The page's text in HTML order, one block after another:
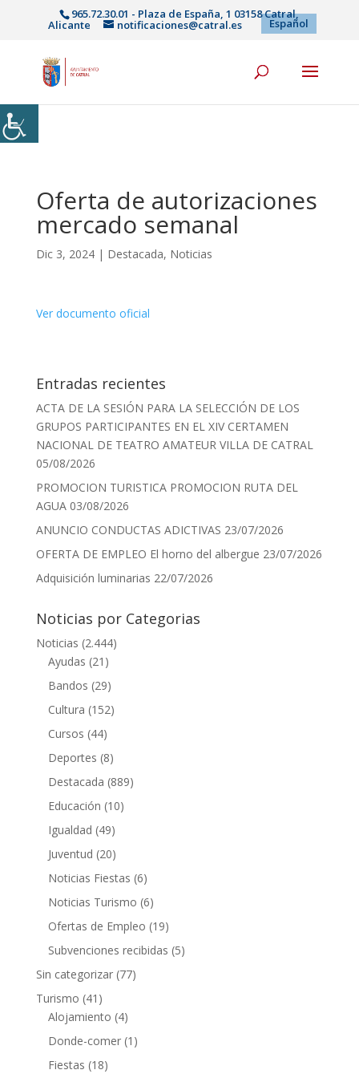
965.72.30.01 - Plaza de España, 1 03158 Catral,
Alicante notificaciones@catral.es Español
Oferta de autorizaciones
mercado semanal
Dic 3, 2024| Destacada, Noticias
Ver documento oficial
Entradas recientes
ACTA DE LA SESIÓN PARA LA SELECCIÓN DE LOS
GRUPOS PARTICIPANTES EN EL XIV CERTAMEN
NACIONAL DE TEATRO AMATEUR VILLA DE CATRAL
05/08/2026
PROMOCION TURISTICA PROMOCION RUTA DEL
AGUA 03/08/2026
ANUNCIO CONDUCTAS ADICTIVAS 23/07/2026
OFERTA DE EMPLEO El horno del albergue 23/07/2026
Adquisición luminarias 22/07/2026
Noticias por Categorias
Noticias (2.444)
Ayudas (21)
Bandos (29)
Cultura (152)
Cursos (44)
Deportes (8)
Destacada (889)
Educación (10)
Igualdad (49)
Juventud (20)
Noticias Fiestas (6)
Noticias Turismo (6)
Ofertas de Empleo (19)
Subvenciones recibidas (5)
Sin categorizar(77)
Turismo (41)
Alojamiento (4)
Donde-comer(1)
Fiestas (18)